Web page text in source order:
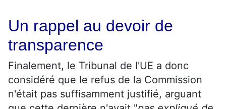
Un rappel au devoir de
transparence
Finalement, le Tribunal de l'UE a donc
considéré que le refus de la Commission
n'était pas suffisamment justifié, arguant